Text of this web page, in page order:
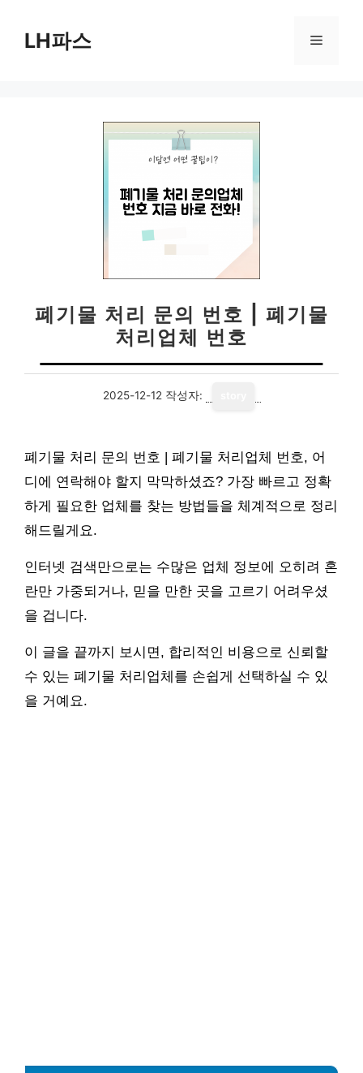
LH파스 메
폐기물 처리 문의 번호 | 폐기물
처리업체 번호
2025-12-12 작성자:
폐기물 처리 문의 번호 | 폐기물 처리업체 번호, 어
디에 연락해야 할지 막막하셨죠? 가장 빠르고 정확
하게 필요한 업체를 찾는 방법들을 체계적으로 정리
해드릴게요.
인터넷 검색만으로는 수많은 업체 정보에 오히려 혼
란만 가중되거나, 믿을 만한 곳을 고르기 어려우셨
을 겁니다.
이 글을 끝까지 보시면, 합리적인 비용으로 신뢰할
수 있는 폐기물 처리업체를 손쉽게 선택하실 수 있
을 거예요.